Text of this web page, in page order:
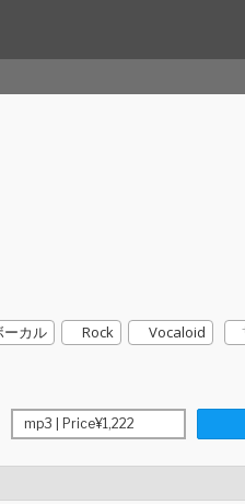
ーカル Rock Vocaloid